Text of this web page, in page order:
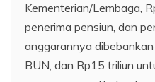
Kementerian/Lembaga,
penerima pensiun, dan
anggarannya
BUN, dan Rp15 triliun